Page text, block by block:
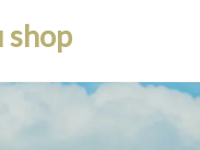
shop